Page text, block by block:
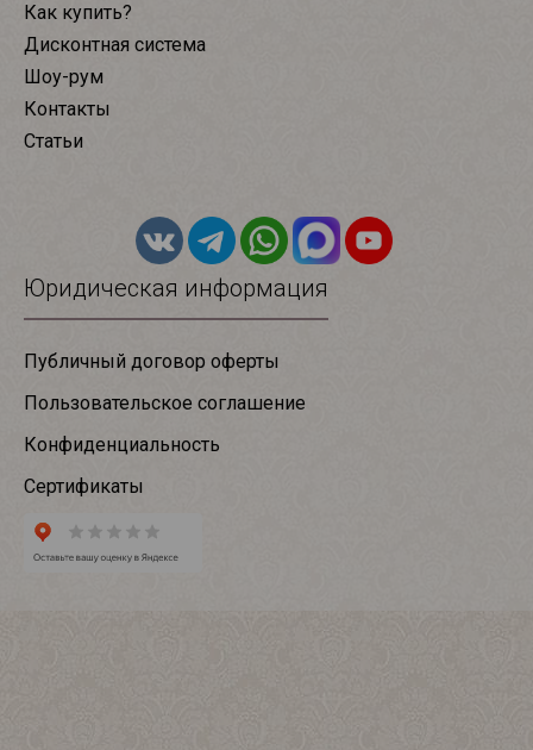
Как купить?
Дисконтная система
Шоу-рум
Контакты
Статьи
Юридическая информация
Публичный договор оферты
Пользовательское соглашение
Конфиденциальность
Сертификаты